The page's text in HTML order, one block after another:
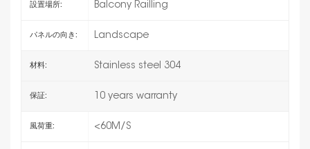
設置場所: Balcony Railling
パネルの向き: Landscape
材料: Stainless steel 304
保証: 10 years warranty
風荷重: <60M/S